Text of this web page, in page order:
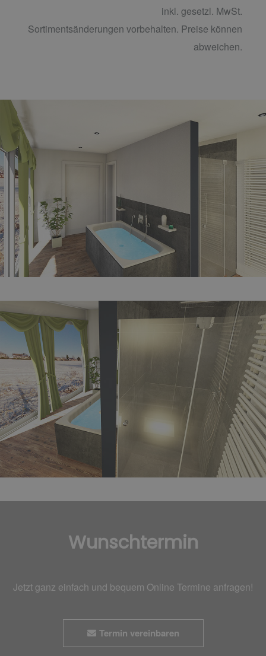
inkl. gesetzl. MwSt.
Sortimentsänderungen vorbehalten. Preise können
abweichen.
Wunschtermin
Jetzt ganz einfach und bequem Online Termine anfragen!
Termin vereinbaren